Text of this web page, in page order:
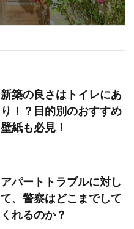
新築の良さはトイレにあ
り！？目的別のおすすめ
壁紙も必見！
アパートトラブルに対し
て、警察はどこまでして
くれるのか？